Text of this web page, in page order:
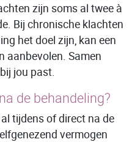
zijn soms al twee à
Bij chronische klachten
het doel zijn, kan een
aanbevolen. Samen
jou past.
de behandeling?
tijdens of direct na de
vermogen